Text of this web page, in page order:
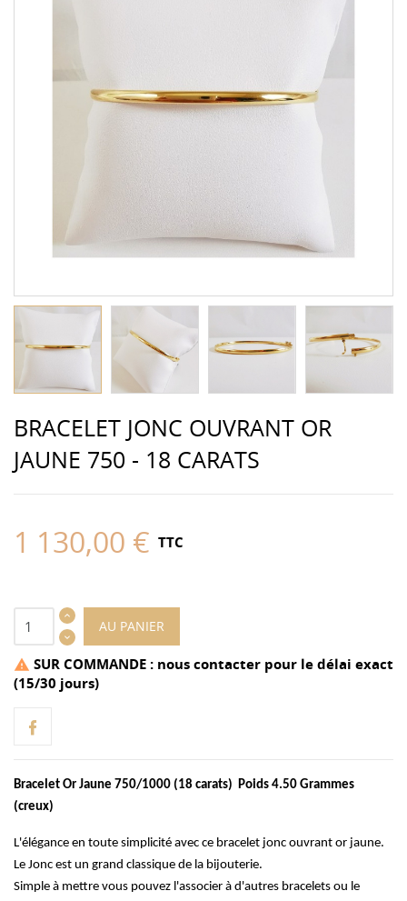
BRACELET JONC OUVRANT OR
JAUNE 750 - 18 CARATS
1 130,00 € TTC
AU PANIER
 SUR COMMANDE : nous contacter pour le délai exact
(15/30 jours)
Bracelet Or Jaune 750/1000 (18 carats) Poids 4.50 Grammes
(creux)
L'élégance en toute simplicité avec ce bracelet jonc ouvrant or jaune.
Le Jonc est un grand classique de la bijouterie.
Simple à mettre vous pouvez l'associer à d'autres bracelets ou le